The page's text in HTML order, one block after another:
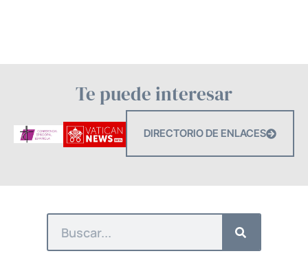
Te puede interesar
DIRECTORIO DE ENLACES